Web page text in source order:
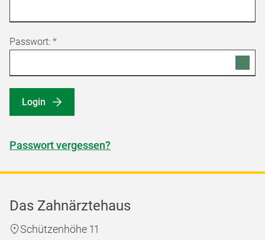
Passwort: *
Login
Passwort vergessen?
Das Zahnärztehaus
Schützenhöhe 11